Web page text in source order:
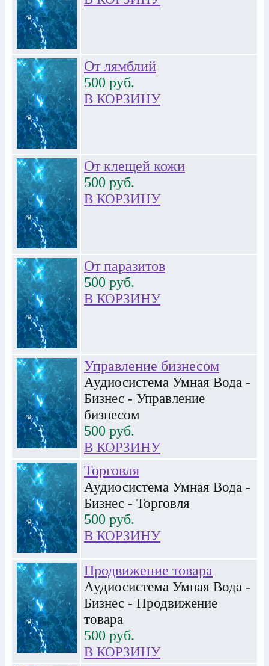
От лямблий
500 руб.
В КОРЗИНУ
От клещей кожи
500 руб.
В КОРЗИНУ
От паразитов
500 руб.
В КОРЗИНУ
Управление бизнесом
Аудиосистема Умная Вода -
Бизнес - Управление
бизнесом
500 руб.
В КОРЗИНУ
Торговля
Аудиосистема Умная Вода -
Бизнес - Торговля
500 руб.
В КОРЗИНУ
Продвижение товара
Аудиосистема Умная Вода -
Бизнес - Продвижение
товара
500 руб.
В КОРЗИНУ